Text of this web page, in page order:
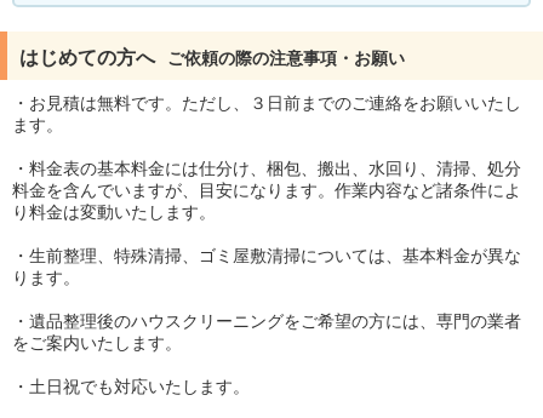
はじめての方へ ご依頼の際の注意事項・お願い
・お見積は無料です。ただし、３日前までのご連絡をお願いいたし
ます。
・料金表の基本料金には仕分け、梱包、搬出、水回り、清掃、処分
料金を含んでいますが、目安になります。作業内容など諸条件によ
り料金は変動いたします。
・生前整理、特殊清掃、ゴミ屋敷清掃については、基本料金が異な
ります。
・遺品整理後のハウスクリーニングをご希望の方には、専門の業者
をご案内いたします。
・土日祝でも対応いたします。